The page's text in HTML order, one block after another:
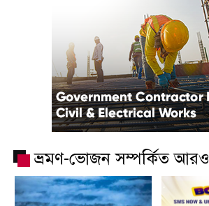
ভ্রমণ-ভোজন সম্পর্কিত আরও